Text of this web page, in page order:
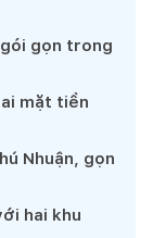
gói gọn trong
mặt tiền
Nhuận, gọn
hai khu